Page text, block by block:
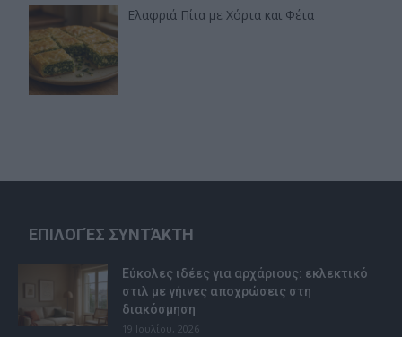
Ελαφριά Πίτα με Χόρτα και Φέτα
ΕΠΙΛΟΓΈΣ ΣΥΝΤΆΚΤΗ
Εύκολες ιδέες για αρχάριους: εκλεκτικό
στιλ με γήινες αποχρώσεις στη
διακόσμηση
19 Ιουλίου, 2026